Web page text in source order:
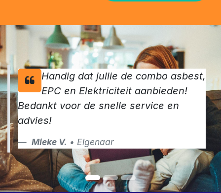
Handig dat jullie de combo asbest,
EPC en Elektriciteit aanbieden!
Bedankt voor de snelle service en
advies!
Mieke V. • Eigenaar